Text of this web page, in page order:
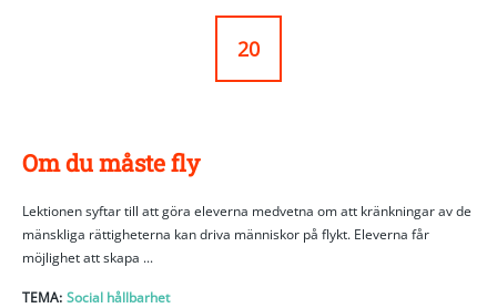
20
Om du måste fly
Lektionen syftar till att göra eleverna medvetna om att kränkningar av de
mänskliga rättigheterna kan driva människor på flykt. Eleverna får
möjlighet att skapa ...
TEMA: Social hållbarhet